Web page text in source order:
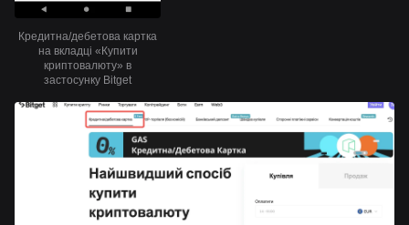
Кредитна/дебетова картка
на вкладці «Купити
криптовалюту» в
застосунку Bitget